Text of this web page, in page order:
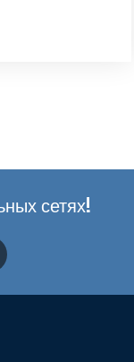
сетях!